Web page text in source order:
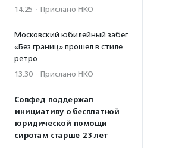
14:25 · Прислано НКО
Московский юбилейный забег
«Без границ» прошел в стиле
ретро
13:30 · Прислано НКО
Совфед поддержал
инициативу о бесплатной
юридической помощи
сиротам старше 23 лет